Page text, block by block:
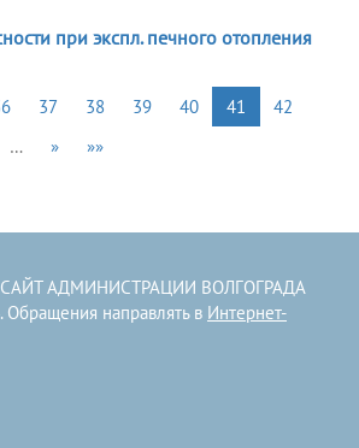
при экспл. печного отопления
37 38 39 40 41
42
… » »»
АДМИНИСТРАЦИИ ВОЛГОГРАДА
Обращения направлять в Интернет-